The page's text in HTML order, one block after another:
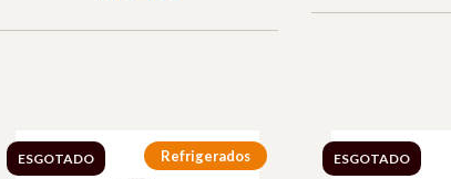
Refrigerados
ESGOTADO ESGOTADO